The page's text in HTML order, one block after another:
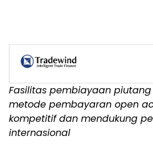
Fasilitas pembiayaan
metode pembayaran open
kompetitif dan mendukung
internasional